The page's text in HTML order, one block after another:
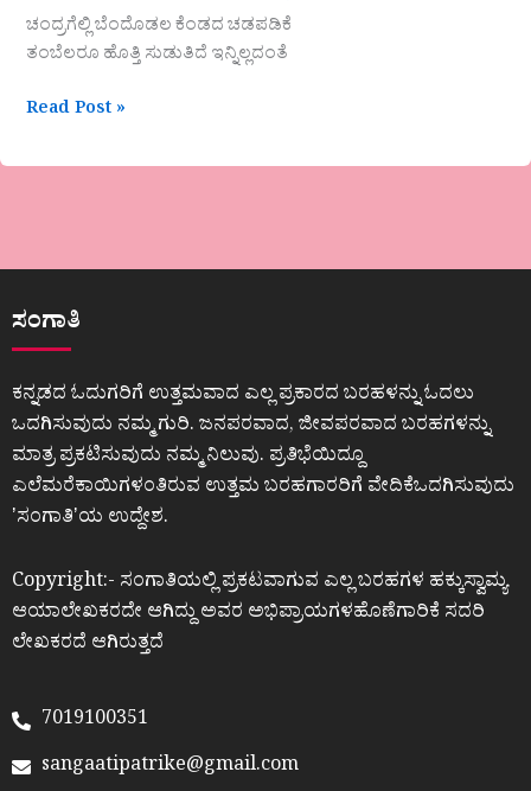
ಚಂದ್ರಗೆಲ್ಲಿ ಬೆಂದೊಡಲ ಕೆಂಡದ ಚಡಪಡಿಕೆ
ತಂಬೆಲರೂ ಹೊತ್ತಿ ಸುಡುತಿದೆ ಇನ್ನಿಲ್ಲದಂತೆ
Read Post »
ಸಂಗಾತಿ
ಕನ್ನಡದ ಓದುಗರಿಗೆ ಉತ್ತಮವಾದ ಎಲ್ಲ ಪ್ರಕಾರದ ಬರಹಳನ್ನು ಓದಲು
ಒದಗಿಸುವುದು ನಮ್ಮ ಗುರಿ. ಜನಪರವಾದ, ಜೀವಪರವಾದ ಬರಹಗಳನ್ನು
ಮಾತ್ರ ಪ್ರಕಟಿಸುವುದು ನಮ್ಮ ನಿಲುವು. ಪ್ರತಿಭೆಯಿದ್ದೂ
ಎಲೆಮರೆಕಾಯಿಗಳಂತಿರುವ ಉತ್ತಮ ಬರಹಗಾರರಿಗೆ ವೇದಿಕೆಒದಗಿಸುವುದು
ʼಸಂಗಾತಿʼಯ ಉದ್ದೇಶ.
Copyright:- ಸಂಗಾತಿಯಲ್ಲಿ ಪ್ರಕಟವಾಗುವ ಎಲ್ಲ ಬರಹಗಳ ಹಕ್ಕುಸ್ವಾಮ್ಯ
ಆಯಾಲೇಖಕರದೇ ಆಗಿದ್ದು ಅವರ ಅಭಿಪ್ರಾಯಗಳಹೊಣೆಗಾರಿಕೆ ಸದರಿ
ಲೇಖಕರದೆ ಆಗಿರುತ್ತದೆ
7019100351
sangaatipatrike@gmail.com